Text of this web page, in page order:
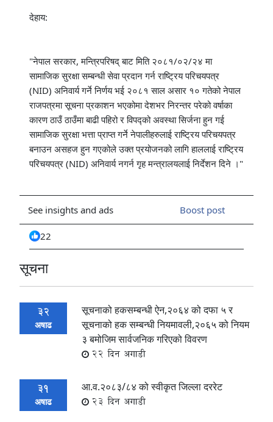
देहाय:
"नेपाल सरकार, मन्त्रिपरिषद् बाट मिति २०८१/०२/२४ मा
सामाजिक सुरक्षा सम्बन्धी सेवा प्रदान गर्न राष्ट्रिय परिचयपत्र
(NID) अनिवार्य गर्ने निर्णय भई २०८१ साल असार १० गतेको नेपाल
राजपत्रमा सूचना प्रकाशन भएकोमा देशभर निरन्तर परेको वर्षाका
कारण ठाउँ ठाउँमा बाढी पहिरो र विपद्को अवस्था सिर्जना हुन गई
सामाजिक सुरक्षा भत्ता प्राप्त गर्ने नेपालीहरुलाई राष्ट्रिय परिचयपत्र
बनाउन असहज हुन गएकोले उक्त प्रयोजनको लागि हाललाई राष्ट्रिय
परिचयपत्र (NID) अनिवार्य नगर्न गृह मन्त्रालयलाई निर्देशन दिने ।"
See insights and ads Boost post
reactions:
22
सूचना
32
अषाढ
सूचनाको हकसम्बन्धी ऐन,२०६४ को दफा ५ र
सूचनाको हक सम्बन्धी नियमावली,२०६५ को नियम
३ बमोजिम सार्वजनिक गरिएको विवरण
22 दिन अगाडी
31
अषाढ
आ.व.२०८३/८४ को स्वीकृत जिल्ला दररेट
23 दिन अगाडी